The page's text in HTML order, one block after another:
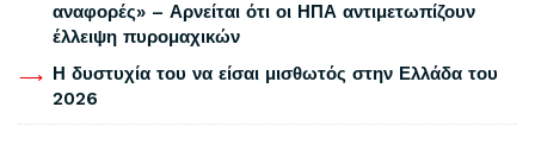
αναφορές» – Αρνείται ότι οι ΗΠΑ αντιμετωπίζουν
έλλειψη πυρομαχικών
Η δυστυχία του να είσαι μισθωτός στην Ελλάδα του
2026